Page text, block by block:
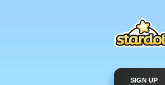
SIGN UP